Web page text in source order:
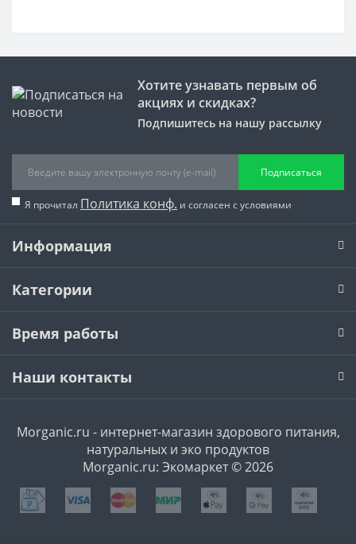
Хотите узнавать первым об
акциях и скидках?
Подпишитесь на нашу рассылку
Подписаться
Я прочитал Политика конф. и согласен с условиями
Информация
Категории
Время работы
Наши контакты
Morganic.ru - интернет-магазин здорового питания,
натуральных и эко продуктов
Morganic.ru: Экомаркет © 2026